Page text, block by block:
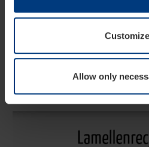
cookie declaration popup on our
Customize
Allow only
Müllvermeidung geleistet.